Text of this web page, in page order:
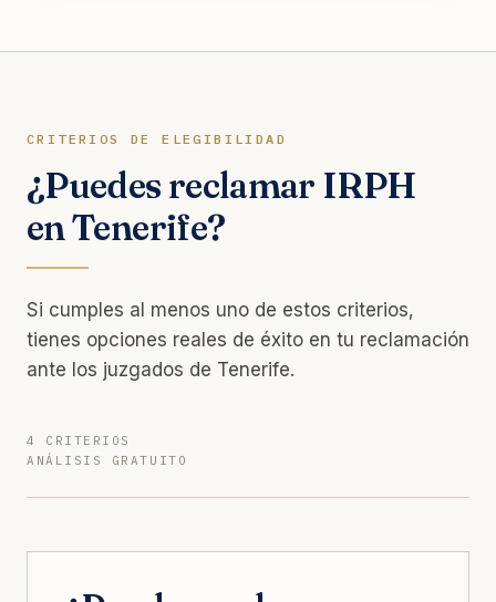
CRITERIOS DE ELEGIBILIDAD
¿Puedes reclamar IRPH
en Tenerife?
Si cumples al menos uno de estos criterios,
tienes opciones reales de éxito en tu reclamación
ante los juzgados de Tenerife.
4 CRITERIOS
ANÁLISIS GRATUITO